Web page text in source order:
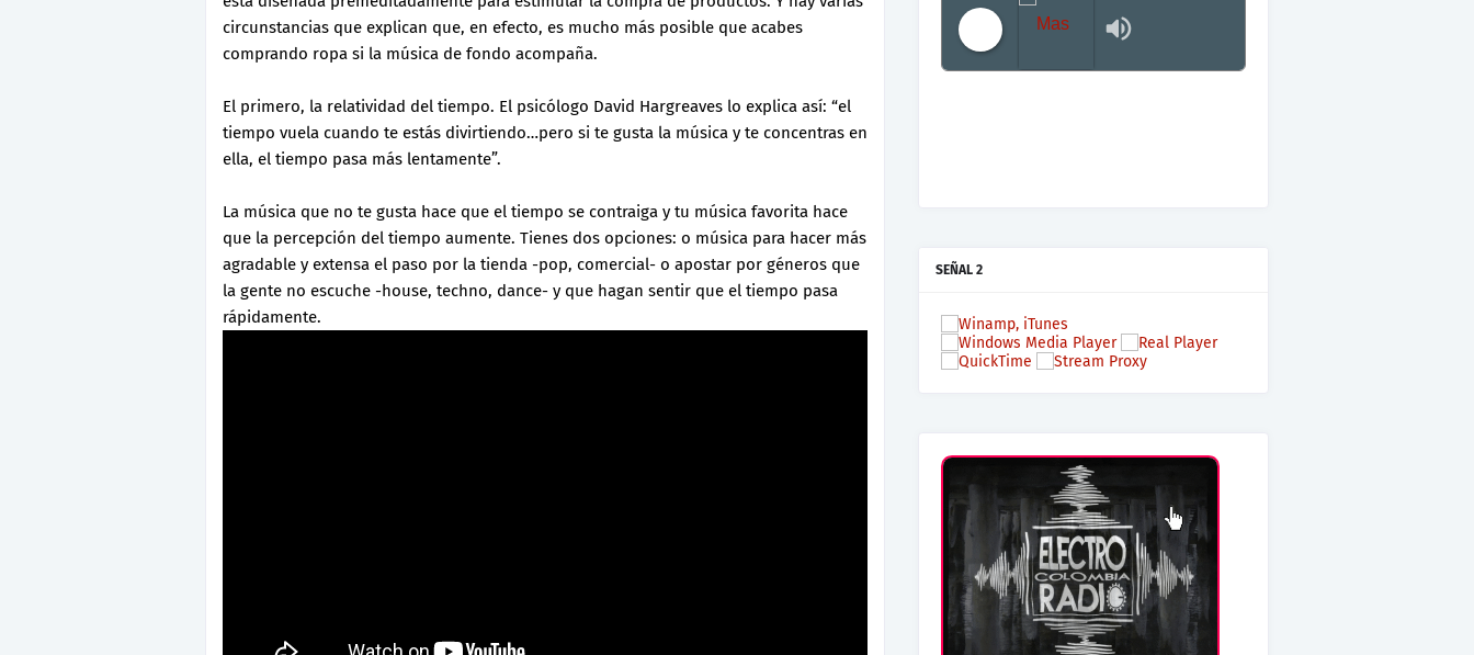
circunstancias que explican que, en efecto, es mucho más posible que acabes
comprando ropa si la música de fondo acompaña.
El primero, la relatividad del tiempo. El psicólogo David Hargreaves lo explica así: “el
tiempo vuela cuando te estás divirtiendo…pero si te gusta la música y te concentras en
ella, el tiempo pasa más lentamente”.
La música que no te gusta hace que el tiempo se contraiga y tu música favorita hace
que la percepción del tiempo aumente. Tienes dos opciones: o música para hacer más
agradable y extensa el paso por la tienda -pop, comercial- o apostar por géneros que
la gente no escuche -house, techno, dance- y que hagan sentir que el tiempo pasa
rápidamente.
SEÑAL 2